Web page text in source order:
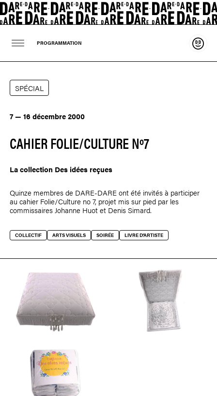
PROGRAMMATION
SPÉCIAL
7 — 16 décembre 2000
CAHIER FOLIE/CULTURE Nº7
La collection Des idées reçues
Quinze membres de DARE-DARE ont été invités à participer
au cahier Folie/Culture no 7, projet mis sur pied par les
commissaires Johanne Huot et Denis Simard.
COLLECTIF ARTS VISUELS SOIRÉE LIVRE D'ARTISTE